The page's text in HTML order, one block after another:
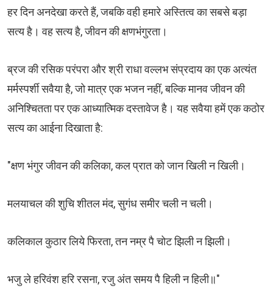
हर दिन अनदेखा करते हैं, जबकि वही हमारे अस्तित्व का सबसे बड़ा
सत्य है। वह सत्य है, जीवन की क्षणभंगुरता।
​ब्रज की रसिक परंपरा और श्री राधा वल्लभ संप्रदाय का एक अत्यंत
मर्मस्पर्शी सवैया है, जो मात्र एक भजन नहीं, बल्कि मानव जीवन की
अनिश्चितता पर एक आध्यात्मिक दस्तावेज है। यह सवैया हमें एक कठोर
सत्य का आईना दिखाता है:
"क्षण भंगुर जीवन की कलिका, कल प्रात को जान खिली न खिली।
मलयाचल की शुचि शीतल मंद, सुगंध समीर चली न चली।
कलिकाल कुठार लिये फिरता, तन नम्र पै चोट झिली न झिली।
भजु ले हरिवंश हरि रसना, रजु अंत समय पै हिली न हिली॥"